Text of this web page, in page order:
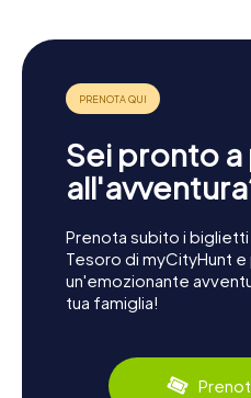
Sei pronto
Prenota subito i biglietti
Tesoro di myCityHunt
un'emozionante
tua famiglia!